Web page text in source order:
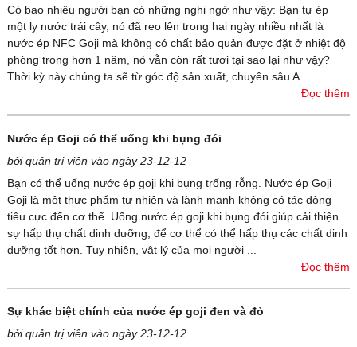
Có bao nhiêu người bạn có những nghi ngờ như vậy: Bạn tự ép
một ly nước trái cây, nó đã reo lên trong hai ngày nhiều nhất là
nước ép NFC Goji mà không có chất bảo quản được đặt ở nhiệt độ
phòng trong hơn 1 năm, nó vẫn còn rất tươi tại sao lại như vậy?
Thời kỳ này chúng ta sẽ từ góc độ sản xuất, chuyên sâu A ...
Đọc thêm
Nước ép Goji có thể uống khi bụng đói
bởi quản trị viên vào ngày 23-12-12
Bạn có thể uống nước ép goji khi bụng trống rỗng. Nước ép Goji
Goji là một thực phẩm tự nhiên và lành mạnh không có tác động
tiêu cực đến cơ thể. Uống nước ép goji khi bụng đói giúp cải thiện
sự hấp thụ chất dinh dưỡng, để cơ thể có thể hấp thụ các chất dinh
dưỡng tốt hơn. Tuy nhiên, vật lý của mọi người ...
Đọc thêm
Sự khác biệt chính của nước ép goji đen và đỏ
bởi quản trị viên vào ngày 23-12-12